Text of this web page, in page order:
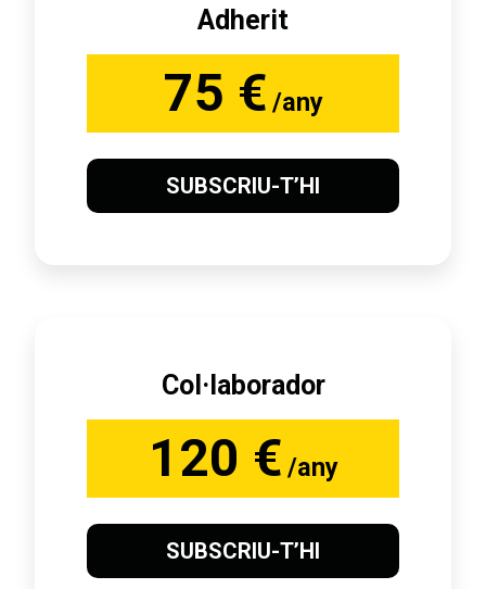
Adherit
75 € /any
SUBSCRIU-T’HI
Col·laborador
120 € /any
SUBSCRIU-T’HI